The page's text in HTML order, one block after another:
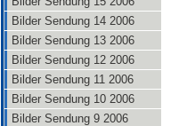
Bilder Sendung 14 2006
Bilder Sendung 13 2006
Bilder Sendung 12 2006
Bilder Sendung 11 2006
Bilder Sendung 10 2006
Bilder Sendung 9 2006